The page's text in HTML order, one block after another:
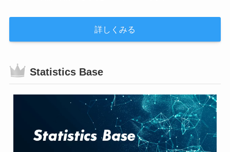
詳しくみる
Statistics Base